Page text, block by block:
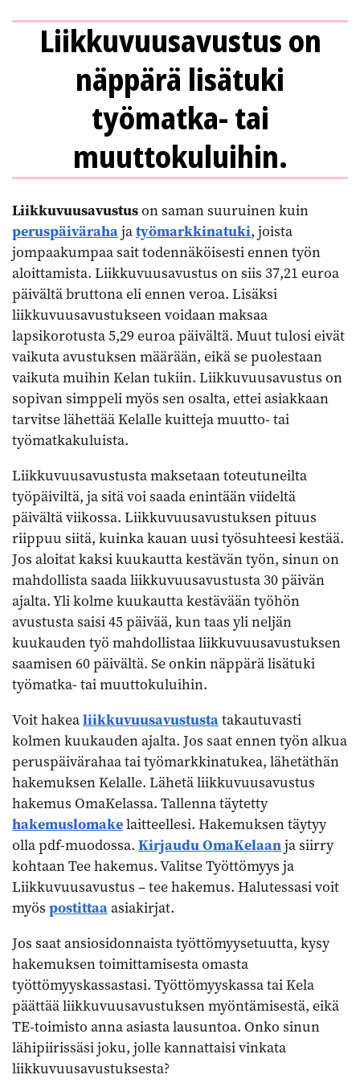
Liikkuvuusavustus on
näppärä lisätuki
työmatka- tai
muuttokuluihin.
Liikkuvuusavustuson saman suuruinen kuin
peruspäivärahajatyömarkkinatuki, joista
jompaakumpaa sait todennäköisesti ennen työn
aloittamista. Liikkuvuusavustus on siis 37,21 euroa
päivältä bruttona eli ennen veroa. Lisäksi
liikkuvuusavustukseen voidaan maksaa
lapsikorotusta 5,29 euroa päivältä. Muut tulosi eivät
vaikuta avustuksen määrään, eikä se puolestaan
vaikuta muihin Kelan tukiin. Liikkuvuusavustus on
sopivan simppeli myös sen osalta, ettei asiakkaan
tarvitse lähettää Kelalle kuitteja muutto- tai
työmatkakuluista.
Liikkuvuusavustusta maksetaan toteutuneilta
työpäiviltä, ja sitä voi saada enintään viideltä
päivältä viikossa. Liikkuvuusavustuksen pituus
riippuu siitä, kuinka kauan uusi työsuhteesi kestää.
Jos aloitat kaksi kuukautta kestävän työn, sinun on
mahdollista saada liikkuvuusavustusta 30 päivän
ajalta. Yli kolme kuukautta kestävään työhön
avustusta saisi 45 päivää, kun taas yli neljän
kuukauden työ mahdollistaa liikkuvuusavustuksen
saamisen 60 päivältä. Se onkin näppärä lisätuki
työmatka- tai muuttokuluihin.
Voit hakealiikkuvuusavustustatakautuvasti
kolmen kuukauden ajalta. Jos saat ennen työn alkua
peruspäivärahaa tai työmarkkinatukea, lähetäthän
hakemuksen Kelalle. Lähetä liikkuvuusavustus
hakemus OmaKelassa. Tallenna täytetty
hakemuslomakelaitteellesi. Hakemuksen täytyy
olla pdf-muodossa. Kirjaudu OmaKelaanja siirry
kohtaan Tee hakemus. Valitse Työttömyys ja
Liikkuvuusavustus – tee hakemus. Halutessasi voit
myös postittaaasiakirjat.
Jos saat ansiosidonnaista työttömyysetuutta, kysy
hakemuksen toimittamisesta omasta
työttömyyskassastasi. Työttömyyskassa tai Kela
päättää liikkuvuusavustuksen myöntämisestä, eikä
TE-toimisto anna asiasta lausuntoa. Onko sinun
lähipiirissäsi joku, jolle kannattaisi vinkata
liikkuvuusavustuksesta?